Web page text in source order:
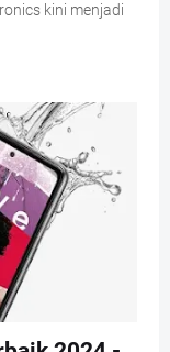
kini menjadi